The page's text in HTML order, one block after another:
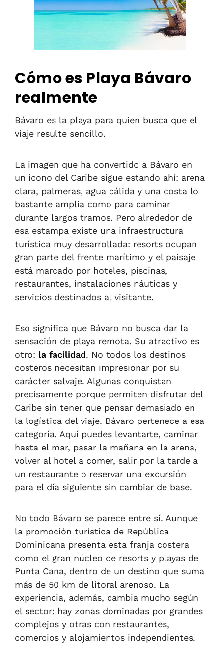
Cómo es Playa Bávaro
realmente
Bávaro es la playa para quien busca que el
viaje resulte sencillo.
La imagen que ha convertido a Bávaro en
un icono del Caribe sigue estando ahí: arena
clara, palmeras, agua cálida y una costa lo
bastante amplia como para caminar
durante largos tramos. Pero alrededor de
esa estampa existe una infraestructura
turística muy desarrollada: resorts ocupan
gran parte del frente marítimo y el paisaje
está marcado por hoteles, piscinas,
restaurantes, instalaciones náuticas y
servicios destinados al visitante.
Eso significa que Bávaro no busca dar la
sensación de playa remota. Su atractivo es
otro: la facilidad. No todos los destinos
costeros necesitan impresionar por su
carácter salvaje. Algunas conquistan
precisamente porque permiten disfrutar del
Caribe sin tener que pensar demasiado en
la logística del viaje. Bávaro pertenece a esa
categoría. Aquí puedes levantarte, caminar
hasta el mar, pasar la mañana en la arena,
volver al hotel a comer, salir por la tarde a
un restaurante o reservar una excursión
para el día siguiente sin cambiar de base.
No todo Bávaro se parece entre sí. Aunque
la promoción turística de República
Dominicana presenta esta franja costera
como el gran núcleo de resorts y playas de
Punta Cana, dentro de un destino que suma
más de 50 km de litoral arenoso. La
experiencia, además, cambia mucho según
el sector: hay zonas dominadas por grandes
complejos y otras con restaurantes,
comercios y alojamientos independientes.